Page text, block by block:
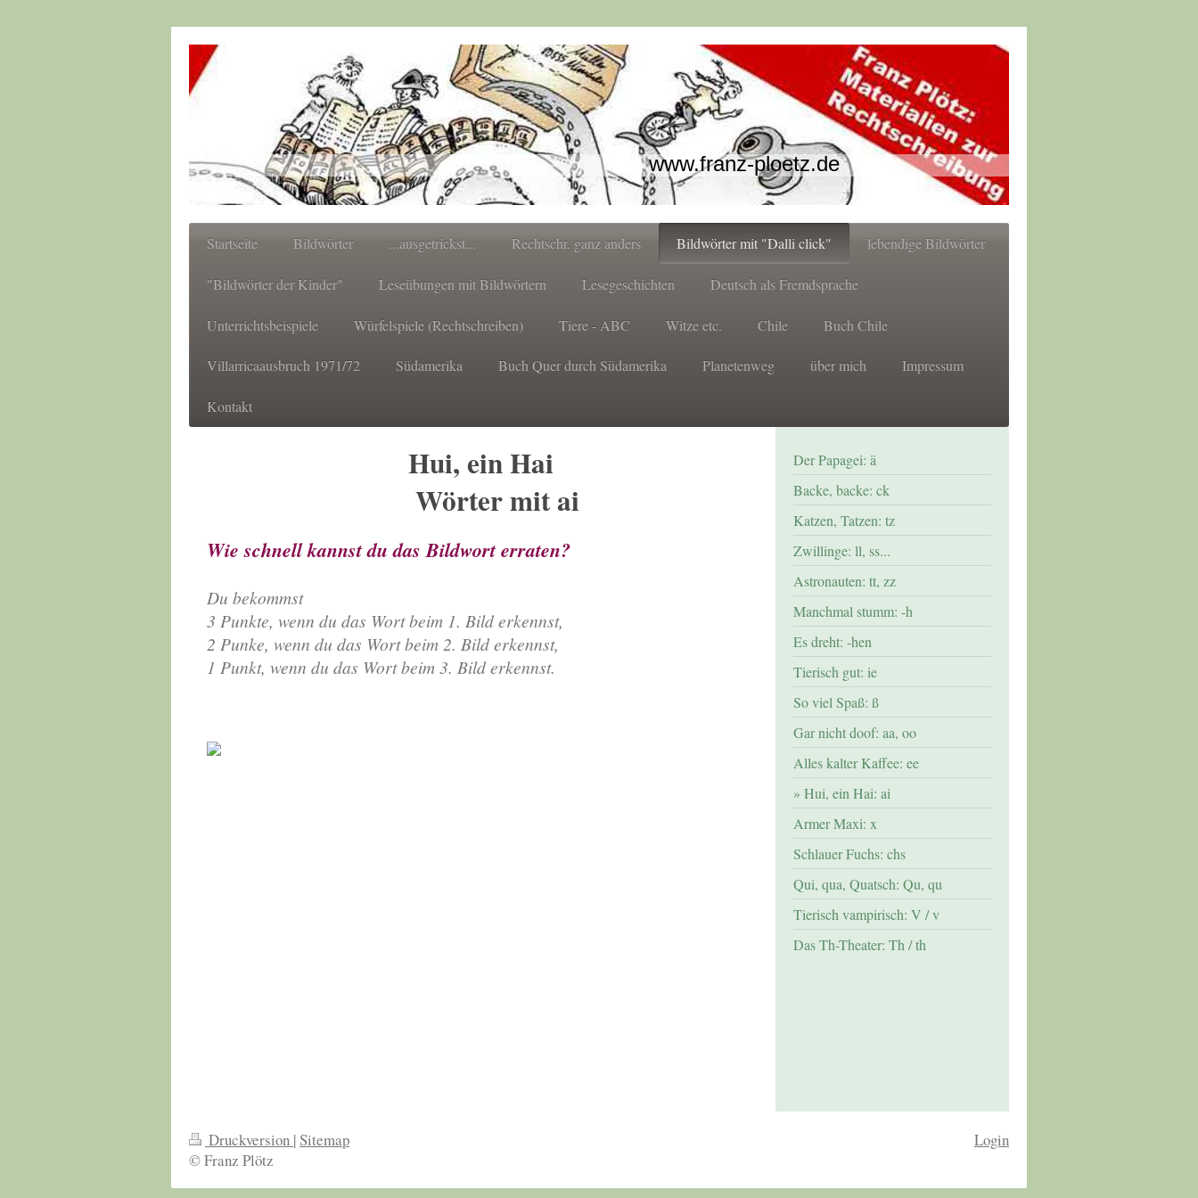
www.franz-ploetz.de
Startseite Bildwörter ...ausgetrickst... Rechtschr. ganz anders Bildwörter mit "Dalli click" lebendige Bildwörter
"Bildwörter der Kinder" Leseübungen mit Bildwörtern Lesegeschichten Deutsch als Fremdsprache
Unterrichtsbeispiele Würfelspiele (Rechtschreiben) Tiere - ABC Witze etc. Chile Buch Chile
Villarricaausbruch 1971/72 Südamerika Buch Quer durch Südamerika Planetenweg über mich Impressum
Kontakt
Hui, ein Hai
Wörter mit ai
Wie schnell kannst du das Bildwort erraten?
Du bekommst
3 Punkte, wenn du das Wort beim 1. Bild erkennst,
2 Punke, wenn du das Wort beim 2. Bild erkennst,
1 Punkt, wenn du das Wort beim 3. Bild erkennst.
Der Papagei: ä
Backe, backe: ck
Katzen, Tatzen: tz
Zwillinge: ll, ss...
Astronauten: tt, zz
Manchmal stumm: -h
Es dreht: -hen
Tierisch gut: ie
So viel Spaß: ß
Gar nicht doof: aa, oo
Alles kalter Kaffee: ee
Hui, ein Hai: ai
Armer Maxi: x
Schlauer Fuchs: chs
Qui, qua, Quatsch: Qu, qu
Tierisch vampirisch: V / v
Das Th-Theater: Th / th
Druckversion |Sitemap
© Franz Plötz
Login